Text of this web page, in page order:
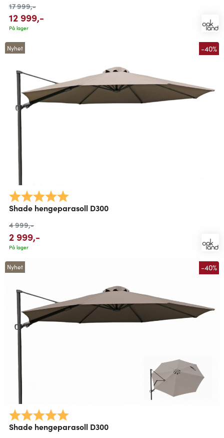
17 999,-
12 999,-
På lager
Nyhet -40%
Karakter:
Shade hengeparasoll D300
4 999,-
2 999,-
På lager
Nyhet -40%
Karakter:
Shade hengeparasoll D300